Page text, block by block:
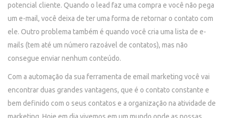
potencial cliente. Quando o lead faz uma compra e você não pega
um e-mail, você deixa de ter uma forma de retornar o contato com
ele. Outro problema também é quando você cria uma lista de e-
mails (tem até um número razoável de contatos), mas não
consegue enviar nenhum conteúdo.
Com a automação da sua ferramenta de email marketing você vai
encontrar duas grandes vantagens, que é o contato constante e
bem definido com o seus contatos e a organização na atividade de
marketing. Hoje em dia vivemos em um mundo onde as nossas